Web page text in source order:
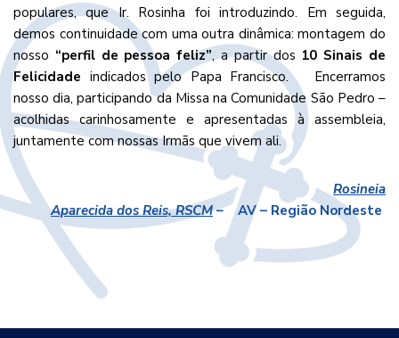
populares, que Ir. Rosinha foi introduzindo. Em seguida,
demos continuidade com uma outra dinâmica: montagem do
nosso “perfil de pessoa feliz”, a partir dos 10 Sinais de
Felicidade indicados pelo Papa Francisco. Encerramos
nosso dia, participando da Missa na Comunidade São Pedro –
acolhidas carinhosamente e apresentadas à assembleia,
juntamente com nossas Irmãs que vivem ali.
Rosineia
Aparecida dos Reis, RSCM–AV – Região Nordeste